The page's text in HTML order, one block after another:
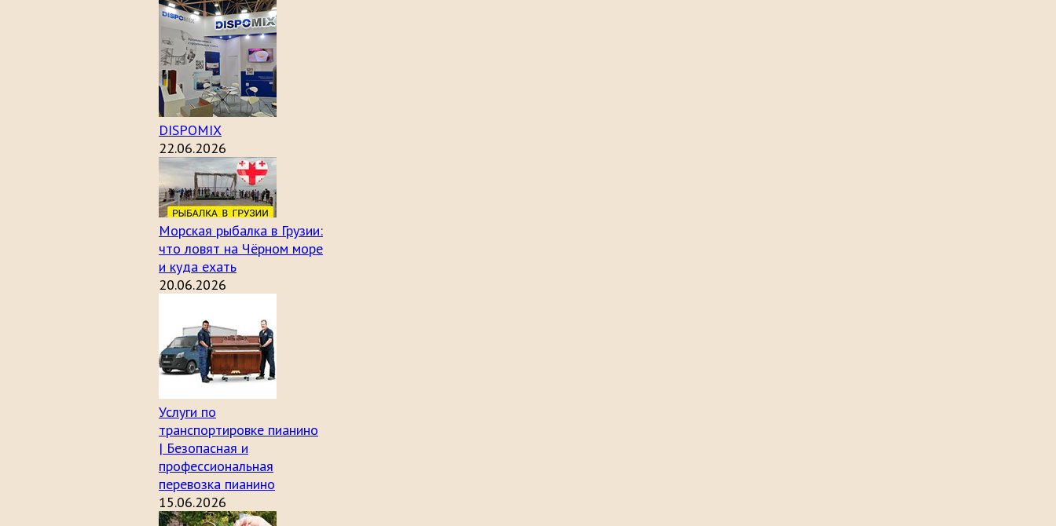
DISPOMIX
22.06.2026
Морская рыбалка в Грузии:
что ловят на Чёрном море
и куда ехать
20.06.2026
Услуги по
транспортировке пианино
| Безопасная и
профессиональная
перевозка пианино
15.06.2026